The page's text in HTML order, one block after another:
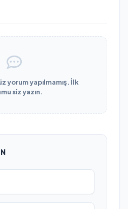
yorum yapılmamış. İlk
siz yazın.